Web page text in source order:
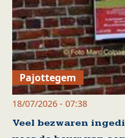
Pajottegem
18/07/2026 - 07:38
Veel bezwaren